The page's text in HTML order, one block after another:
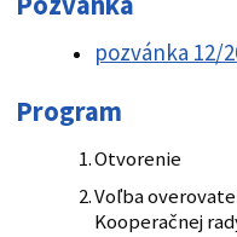
pozvánka 12/
Program
Otvorenie
Voľba
Kooperačnej